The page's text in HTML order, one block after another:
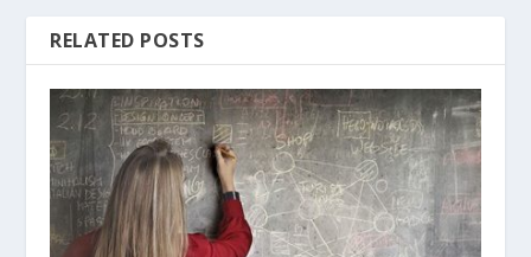
RELATED POSTS